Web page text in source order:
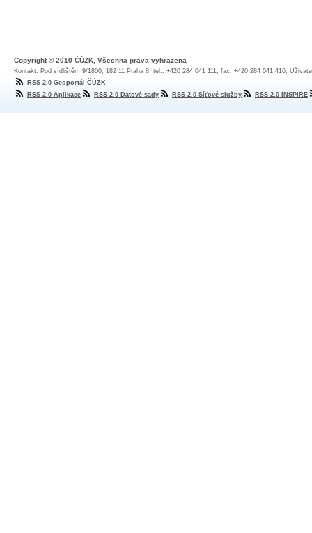
Copyright © 2010 ČÚZK, Všechna práva vyhrazena
Kontakt: Pod sídlištěm 9/1800, 182 11 Praha 8, tel.: +420 284 041 111, fax: +420 284 041 416,
RSS 2.0 Geoportál ČÚZK
RSS 2.0 Aplikace
RSS 2.0 Datové sady RSS 2.0 Síťové služby RSS 2.0 INSPIRE